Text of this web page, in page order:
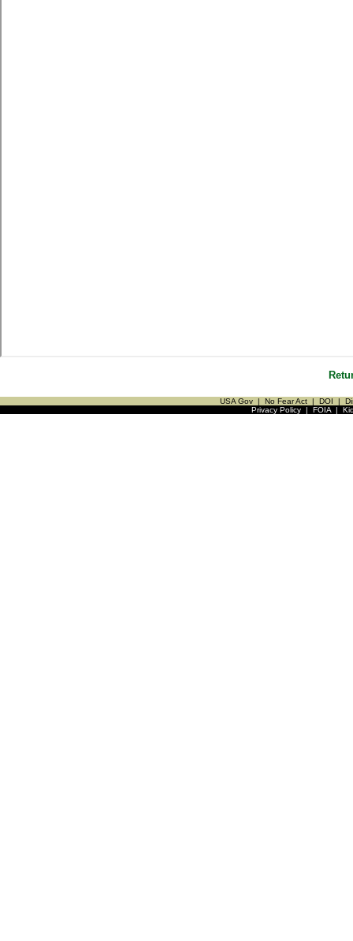
USA Gov | No Fear Act | DOI |
Privacy Policy| FOIA|